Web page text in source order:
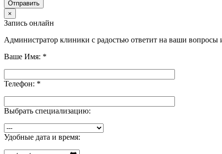
×
Запись онлайн
Администратор клиники с радостью ответит на ваши вопросы
Ваше Имя: *
Телефон: *
Выбрать специализацию:
Удобные дата и время: